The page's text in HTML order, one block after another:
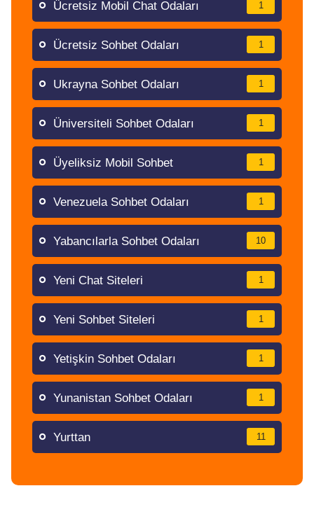
Ücretsiz Mobil Chat Odaları 1
Ücretsiz Sohbet Odaları 1
Ukrayna Sohbet Odaları 1
Üniversiteli Sohbet Odaları 1
Üyeliksiz Mobil Sohbet 1
Venezuela Sohbet Odaları 1
Yabancılarla Sohbet Odaları 10
Yeni Chat Siteleri 1
Yeni Sohbet Siteleri 1
Yetişkin Sohbet Odaları 1
Yunanistan Sohbet Odaları 1
Yurttan 11